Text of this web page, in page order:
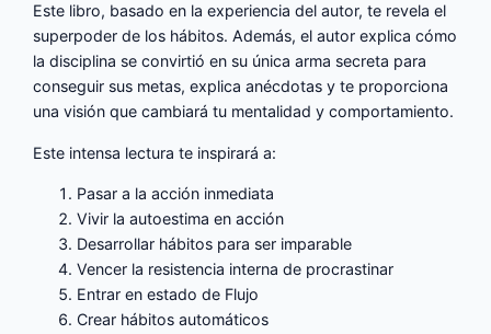
Este libro, basado en la experiencia del autor, te revela el
superpoder de los hábitos. Además, el autor explica cómo
la disciplina se convirtió en su única arma secreta para
conseguir sus metas, explica anécdotas y te proporciona
una visión que cambiará tu mentalidad y comportamiento.
Este intensa lectura te inspirará a:
Pasar a la acción inmediata
Vivir la autoestima en acción
Desarrollar hábitos para ser imparable
Vencer la resistencia interna de procrastinar
Entrar en estado de Flujo
Crear hábitos automáticos